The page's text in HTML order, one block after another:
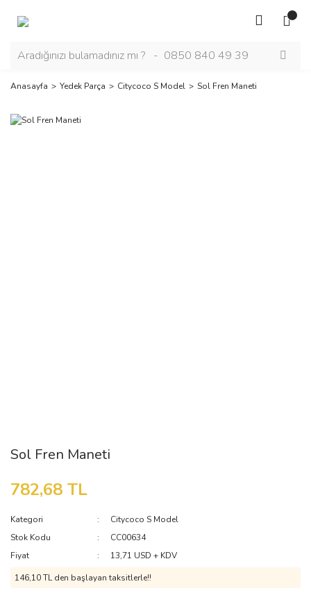
Anasayfa Yedek Parça Citycoco S Model Sol Fren Maneti
Sol Fren Maneti
782,68 TL
Kategori
Citycoco S Model
Stok Kodu
CC00634
Fiyat
13,71 USD + KDV
146,10 TL den başlayan taksitlerle!!